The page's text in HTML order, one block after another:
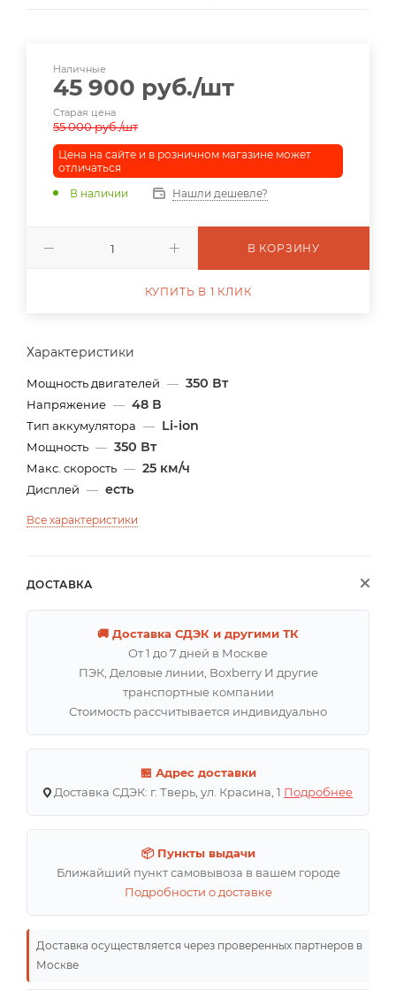
Характеристики
Мощность двигателей — 350 Вт
Напряжение — 48 В
Тип аккумулятора — Li-ion
Мощность — 350 Вт
Макс. скорость — 25 км/ч
Дисплей — есть
Все характеристики
ДОСТАВКА
🚚 Доставка СДЭК и другими ТК
От 1 до 7 дней в Москве
ПЭК, Деловые линии, Boxberry И другие
транспортные компании
Стоимость рассчитывается индивидуально
🏪 Адрес доставки
Доставка СДЭК: г. Тверь, ул. Красина, 1 Подробнее
📦 Пункты выдачи
Ближайший пункт самовывоза в вашем городе
Подробности о доставке
Доставка осуществляется через проверенных партнеров в
Москве
Наличные
45 900 руб./шт
Старая цена
55 000руб./шт
Цена на сайте и в розничном магазине может
отличаться
В наличии
Нашли дешевле?
В КОРЗИНУ
КУПИТЬ В 1 КЛИК